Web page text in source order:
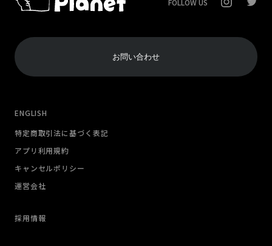
お問い合わせ
ENGLISH
特定商取引法に基づく表記
アプリ利用規約
キャンセルポリシー
運営会社
採用情報